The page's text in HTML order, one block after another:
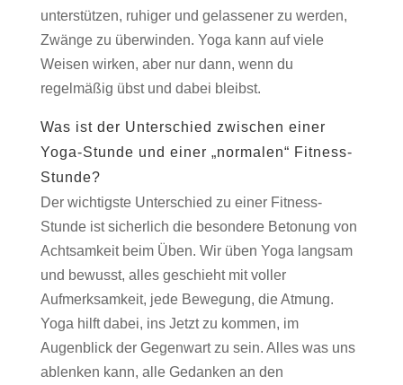
unterstützen, ruhiger und gelassener zu werden,
Zwänge zu überwinden. Yoga kann auf viele
Weisen wirken, aber nur dann, wenn du
regelmäßig übst und dabei bleibst.
Was ist der Unterschied zwischen einer
Yoga-Stunde und einer „normalen“ Fitness-
Stunde?
Der wichtigste Unterschied zu einer Fitness-
Stunde ist sicherlich die besondere Betonung von
Achtsamkeit beim Üben. Wir üben Yoga langsam
und bewusst, alles geschieht mit voller
Aufmerksamkeit, jede Bewegung, die Atmung.
Yoga hilft dabei, ins Jetzt zu kommen, im
Augenblick der Gegenwart zu sein. Alles was uns
ablenken kann, alle Gedanken an den